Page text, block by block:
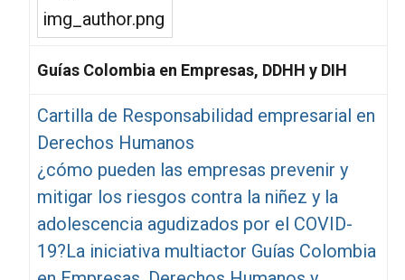
Guías Colombia en Empresas, DDHH y DIH
Cartilla de Responsabilidad empresarial en
Derechos Humanos
¿cómo pueden las empresas prevenir y
mitigar los riesgos contra la niñez y la
adolescencia agudizados por el COVID-
19?La iniciativa multiactor Guías Colombia